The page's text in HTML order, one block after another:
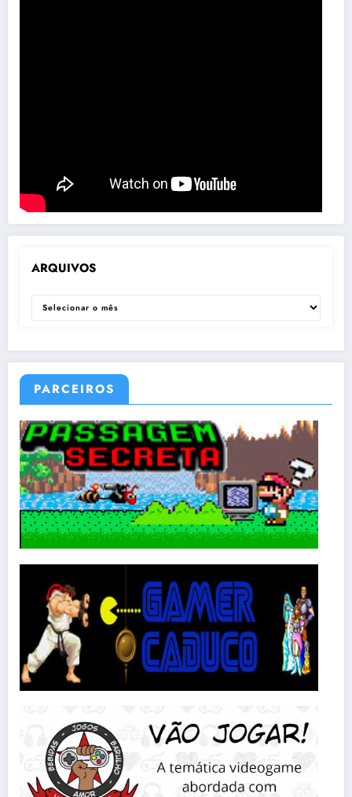
ARQUIVOS
ARQUIVOS
PARCEIROS